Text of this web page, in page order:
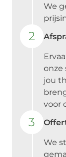
We
2
onze
jou
voor
3
We